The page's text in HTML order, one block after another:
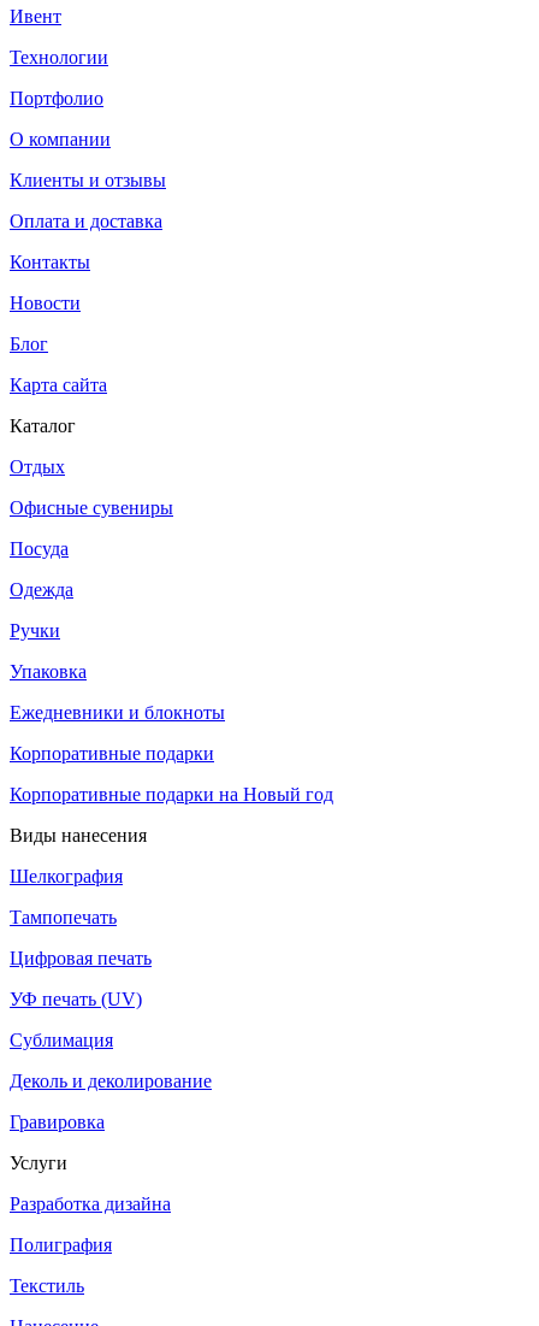
Ивент
Технологии
Портфолио
О компании
Клиенты и отзывы
Оплата и доставка
Контакты
Новости
Блог
Карта сайта
Каталог
Отдых
Офисные сувениры
Посуда
Одежда
Ручки
Упаковка
Ежедневники и блокноты
Корпоративные подарки
Корпоративные подарки на Новый год
Виды нанесения
Шелкография
Тампопечать
Цифровая печать
УФ печать (UV)
Сублимация
Деколь и деколирование
Гравировка
Услуги
Разработка дизайна
Полиграфия
Текстиль